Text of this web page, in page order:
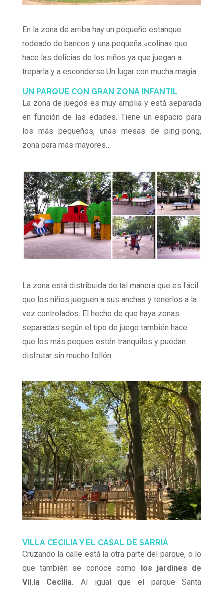
En la zona de arriba hay un pequeño estanque
rodeado de bancos y una pequeña «colina» que
hace las delicias de los niños ya que juegan a
treparla y a esconderse.Un lugar con mucha magia.
UN PARQUE CON GRAN ZONA INFANTIL
La zona de juegos es muy amplia y está separada
en función de las edades. Tiene un espacio para
los más pequeños, unas mesas de ping-pong,
zona para más mayores…
La zona está distribuida de tal manera que es fácil
que los niños jueguen a sus anchas y tenerlos a la
vez controlados. El hecho de que haya zonas
separadas según el tipo de juego también hace
que los más peques estén tranquilos y puedan
disfrutar sin mucho follón
VILLA CECILIA Y EL CASAL DE SARRIÁ
Cruzando la calle está la otra parte del parque, o lo
que también se conoce como
los jardines de
Vil.la Cecília.Al igual que el parque Santa